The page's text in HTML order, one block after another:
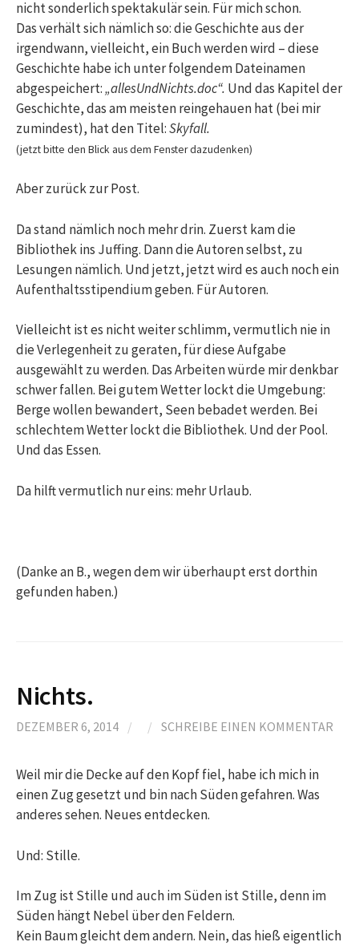
nicht sonderlich spektakulär sein. Für mich schon.
Das verhält sich nämlich so: die Geschichte aus der
irgendwann, vielleicht, ein Buch werden wird – diese
Geschichte habe ich unter folgendem Dateinamen
abgespeichert:„allesUndNichts.doc“. Und das Kapitel der
Geschichte, das am meisten reingehauen hat (bei mir
zumindest), hat den Titel:Skyfall.
(jetzt bitte den Blick aus dem Fenster dazudenken)
Aber zurück zur Post.
Da stand nämlich noch mehr drin. Zuerst kam die
Bibliothek ins Juffing. Dann die Autoren selbst, zu
Lesungen nämlich. Und jetzt, jetzt wird es auch noch ein
Aufenthaltsstipendium geben. Für Autoren.
Vielleicht ist es nicht weiter schlimm, vermutlich nie in
die Verlegenheit zu geraten, für diese Aufgabe
ausgewählt zu werden. Das Arbeiten würde mir denkbar
schwer fallen. Bei gutem Wetter lockt die Umgebung:
Berge wollen bewandert, Seen bebadet werden. Bei
schlechtem Wetter lockt die Bibliothek. Und der Pool.
Und das Essen.
Da hilft vermutlich nur eins: mehr Urlaub.
(Danke an B., wegen dem wir überhaupt erst dorthin
gefunden haben.)
Nichts.
DEZEMBER 6, 2014 / / SCHREIBE EINEN KOMMENTAR
Weil mir die Decke auf den Kopf fiel, habe ich mich in
einen Zug gesetzt und bin nach Süden gefahren. Was
anderes sehen. Neues entdecken.
Und: Stille.
Im Zug ist Stille und auch im Süden ist Stille, denn im
Süden hängt Nebel über den Feldern.
Kein Baum gleicht dem andern. Nein, das hieß eigentlich